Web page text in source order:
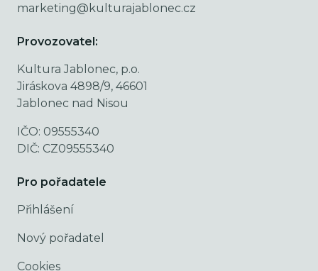
marketing@kulturajablonec.cz
Provozovatel:
Kultura Jablonec, p.o.
Jiráskova 4898/9, 46601
Jablonec nad Nisou
IČO: 09555340
DIČ: CZ09555340
Pro pořadatele
Přihlášení
Nový pořadatel
Cookies